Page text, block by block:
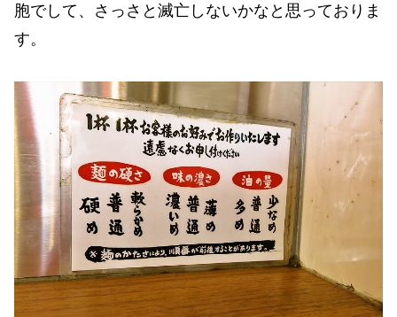
胞でして、さっさと滅亡しないかなと思っておりま
す。